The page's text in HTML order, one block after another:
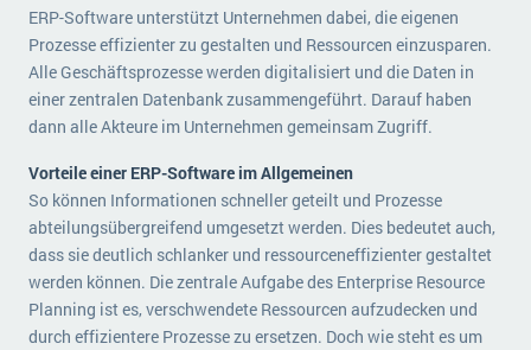
ERP-Software unterstützt Unternehmen dabei, die eigenen
Prozesse effizienter zu gestalten und Ressourcen einzusparen.
Alle Geschäftsprozesse werden digitalisiert und die Daten in
einer zentralen Datenbank zusammengeführt. Darauf haben
dann alle Akteure im Unternehmen gemeinsam Zugriff.
Vorteile einer ERP-Software im Allgemeinen
So können Informationen schneller geteilt und Prozesse
abteilungsübergreifend umgesetzt werden. Dies bedeutet auch,
dass sie deutlich schlanker und ressourceneffizienter gestaltet
werden können. Die zentrale Aufgabe des Enterprise Resource
Planning ist es, verschwendete Ressourcen aufzudecken und
durch effizientere Prozesse zu ersetzen. Doch wie steht es um